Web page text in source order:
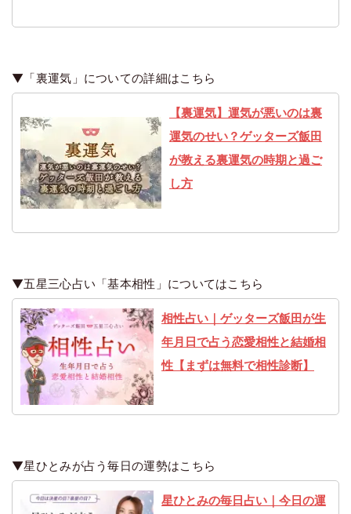
▼「裏運気」についての詳細はこちら
【裏運気】運気が悪いのは裏
運気のせい？ゲッターズ飯田
が教える裏運気の時期と過ご
し方
▼五星三心占い「基本相性」についてはこちら
相性占い｜ゲッターズ飯田が生
年月日で占う恋愛相性と結婚相
性【まずは無料で相性診断】
▼星ひとみが占う毎日の運勢はこちら
星ひとみの毎日占い｜今日の運